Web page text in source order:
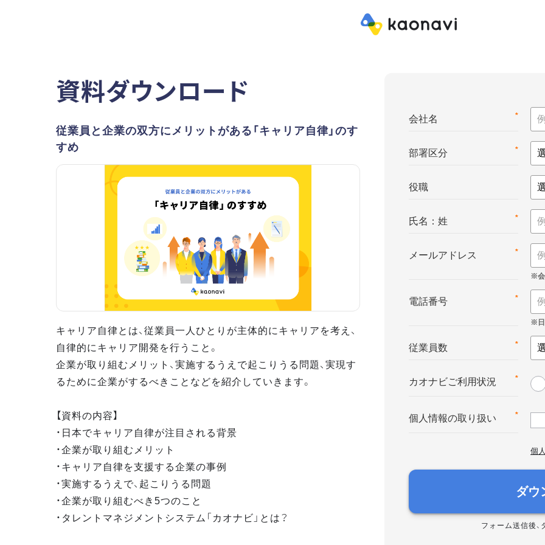
資料ダウンロード
従業員と企業の双方にメリットがある「キャリア自律」のす
すめ
キャリア自律とは、従業員一人ひとりが主体的にキャリアを考え、
自律的にキャリア開発を行うこと。
企業が取り組むメリット、実施するうえで起こりうる問題、実現す
るために企業がするべきことなどを紹介していきます。
【資料の内容】
・日本でキャリア自律が注目される背景
・企業が取り組むメリット
・キャリア自律を支援する企業の事例
・実施するうえで、起こりうる問題
・企業が取り組むべき5つのこと
・タレントマネジメントシステム「カオナビ」とは？
*
会社名
*
部署区分
役職
*
氏名：姓
*
メールアドレス
*
電話番号
*
従業員数
*
カオナビご利用状況
*
個人情報の取り扱い
個
ダウ
フォーム送信後